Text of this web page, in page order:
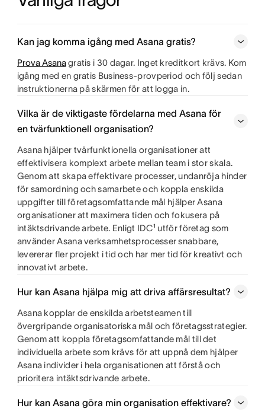
Kan jag komma igång med Asana gratis?
Prova Asanagratis i 30 dagar. Inget kreditkort krävs. Kom
igång med en gratis Business-provperiod och följ sedan
instruktionerna på skärmen för att logga in.
Vilka är de viktigaste fördelarna med Asana för
en tvärfunktionell organisation?
Asana hjälper tvärfunktionella organisationer att
effektivisera komplext arbete mellan team i stor skala.
Genom att skapa effektivare processer, undanröja hinder
för samordning och samarbete och koppla enskilda
uppgifter till företagsomfattande mål hjälper Asana
organisationer att maximera tiden och fokusera på
intäktsdrivande arbete. Enligt IDC¹ utför företag som
använder Asana verksamhetsprocesser snabbare,
levererar fler projekt i tid och har mer tid för kreativt och
innovativt arbete.
Hur kan Asana hjälpa mig att driva affärsresultat?
Asana kopplar de enskilda arbetsteamen till
övergripande organisatoriska mål och företagsstrategier.
Genom att koppla företagsomfattande mål till det
individuella arbete som krävs för att uppnå dem hjälper
Asana individer i hela organisationen att förstå och
prioritera intäktsdrivande arbete.
Hur kan Asana göra min organisation effektivare?